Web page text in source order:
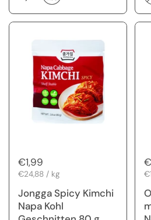
Regulärer Preis
€1,99
Stückpreis
€24,88 / kg
Jongga Spicy Kimchi
Napa Kohl